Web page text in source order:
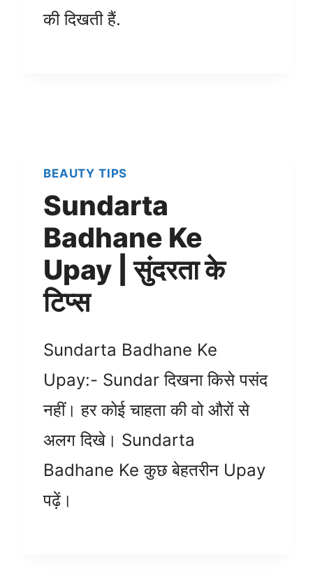
की दिखती हैं.
BEAUTY TIPS
Sundarta
Badhane Ke
Upay | सुंदरता के
टिप्स
Sundarta Badhane Ke
Upay:- Sundar दिखना किसे पसंद
नहीं। हर कोई चाहता की वो औरों से
अलग दिखे। Sundarta
Badhane Ke कुछ बेहतरीन Upay
पढ़ें।